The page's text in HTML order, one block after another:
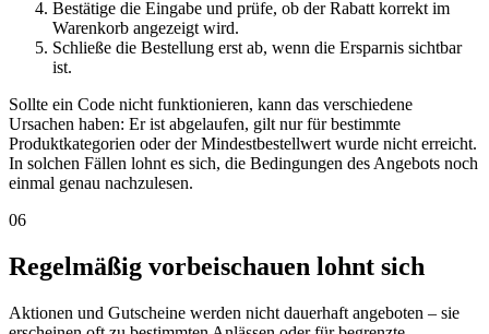
Bestätige die Eingabe und prüfe, ob der Rabatt korrekt im
Warenkorb angezeigt wird.
Schließe die Bestellung erst ab, wenn die Ersparnis sichtbar
ist.
Sollte ein Code nicht funktionieren, kann das verschiedene
Ursachen haben: Er ist abgelaufen, gilt nur für bestimmte
Produktkategorien oder der Mindestbestellwert wurde nicht erreicht.
In solchen Fällen lohnt es sich, die Bedingungen des Angebots noch
einmal genau nachzulesen.
06
Regelmäßig vorbeischauen lohnt sich
Aktionen und Gutscheine werden nicht dauerhaft angeboten – sie